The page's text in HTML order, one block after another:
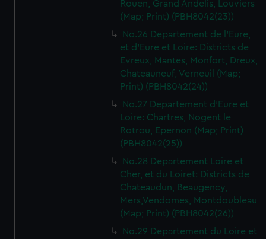
Rouen, Grand Andelis, Louviers
(Map; Print) (PBH8042(23))
No.26 Departement de l'Eure,
et d'Eure et Loire: Districts de
Evreux, Mantes, Monfort, Dreux,
Chateauneuf, Verneuil (Map;
Print) (PBH8042(24))
No.27 Departement d'Eure et
Loire: Chartres, Nogent le
Rotrou, Epernon (Map; Print)
(PBH8042(25))
No.28 Departement Loire et
Cher, et du Loiret: Districts de
Chateaudun, Beaugency,
Mers,Vendomes, Montdoubleau
(Map; Print) (PBH8042(26))
No.29 Departement du Loire et